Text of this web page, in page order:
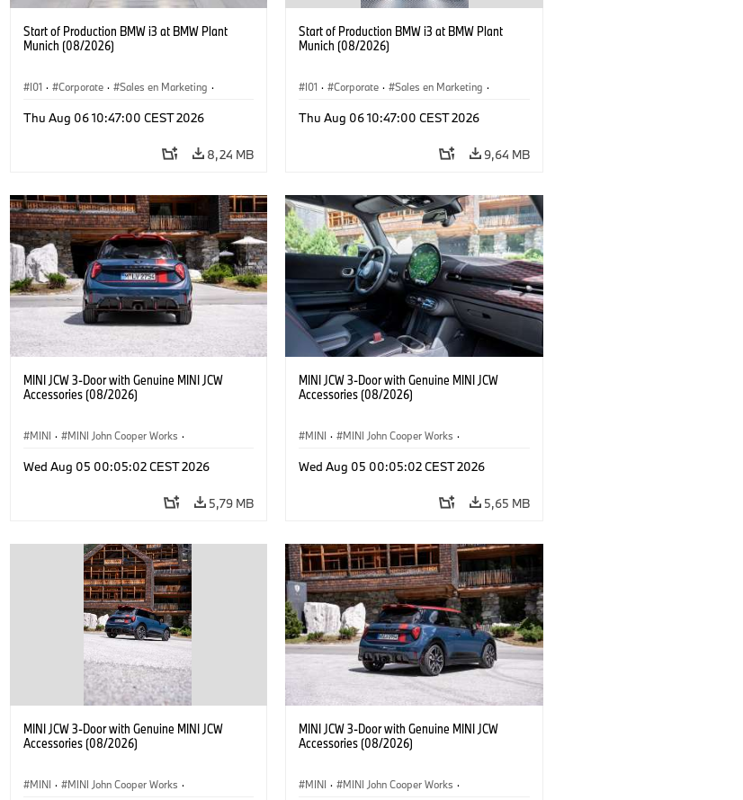
Start of Production BMW i3 at BMW Plant
Munich (08/2026)
I01 · Corporate · Sales en Marketing ·
Thu Aug 06 10:47:00 CEST 2026
8,24 MB
Start of Production BMW i3 at BMW Plant
Munich (08/2026)
I01 · Corporate · Sales en Marketing ·
Thu Aug 06 10:47:00 CEST 2026
9,64 MB
MINI JCW 3-Door with Genuine MINI JCW
Accessories (08/2026)
MINI · MINI John Cooper Works ·
Wed Aug 05 00:05:02 CEST 2026
5,79 MB
MINI JCW 3-Door with Genuine MINI JCW
Accessories (08/2026)
MINI · MINI John Cooper Works ·
Wed Aug 05 00:05:02 CEST 2026
5,65 MB
MINI JCW 3-Door with Genuine MINI JCW
Accessories (08/2026)
MINI · MINI John Cooper Works ·
MINI JCW 3-Door with Genuine MINI JCW
Accessories (08/2026)
MINI · MINI John Cooper Works ·